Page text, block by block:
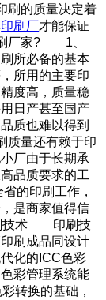
刷的质量决定着
印刷厂才能保证
厂家? 1、
所必备的基本
，所用的主要印
高，质量稳
用日产甚至国产
品质也难以得到
质量还有赖于印
小厂由于长期承
高品质要求的工
印刷工作，
，是商家值得信
刷技术 印刷技
印刷成品同设计
代化的ICC色彩
色彩管理系统能
换的基础，